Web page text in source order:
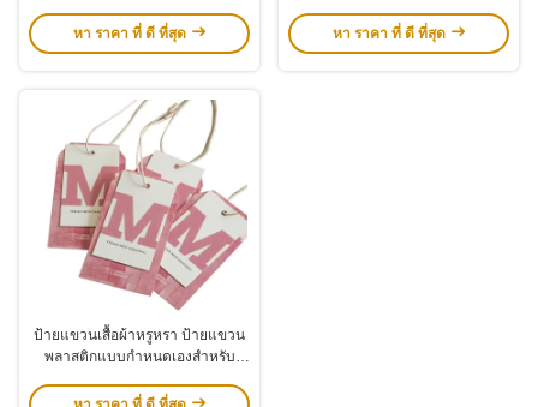
หา ราคา ที่ ดี ที่สุด หา ราคา ที่ ดี ที่สุด
ป้ายแขวนเสื้อผ้าหรูหรา ป้ายแขวน
พลาสติกแบบกำหนดเองสำหรับ